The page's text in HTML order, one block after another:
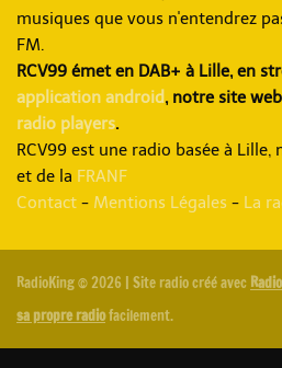
musiques que vous n'entendrez
FM.
RCV99 émet en DAB+ à Lille, en
application android, notre site
radio players.
RCV99 est une radio basée à Lille,
et de la FRANF
Contact - Mentions Légales - La
RadioKing © 2026 | Site radio créé avec
sa propre radiofacilement.